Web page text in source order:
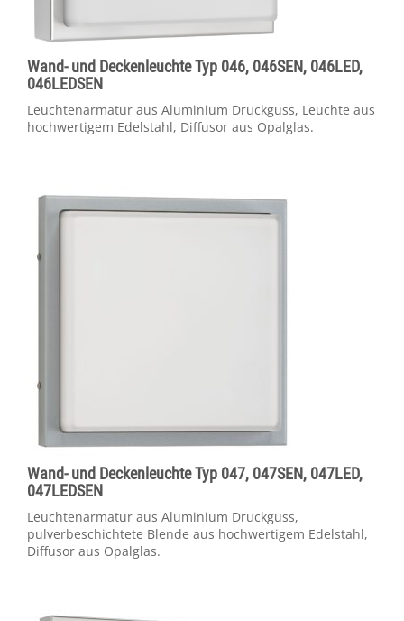
Wand- und Deckenleuchte Typ 046, 046SEN, 046LED,
046LEDSEN
Leuchtenarmatur aus Aluminium Druckguss, Leuchte aus
hochwertigem Edelstahl, Diffusor aus Opalglas.
Wand- und Deckenleuchte Typ 047, 047SEN, 047LED,
047LEDSEN
Leuchtenarmatur aus Aluminium Druckguss,
pulverbeschichtete Blende aus hochwertigem Edelstahl,
Diffusor aus Opalglas.